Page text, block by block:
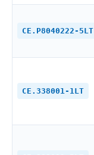
CE.P8040222-5LT
CE.338001-1LT